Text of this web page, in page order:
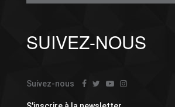
SUIVEZ-NOUS
Suivez-nous